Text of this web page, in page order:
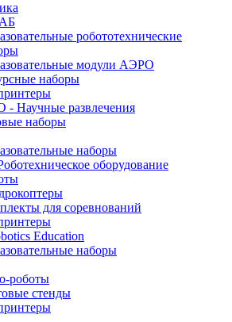
робототехнические
модули АЭРО
наборы
Научные развлечения
наборы
наборы
оборудование
для соревнований
Education
наборы
роботы
стенды